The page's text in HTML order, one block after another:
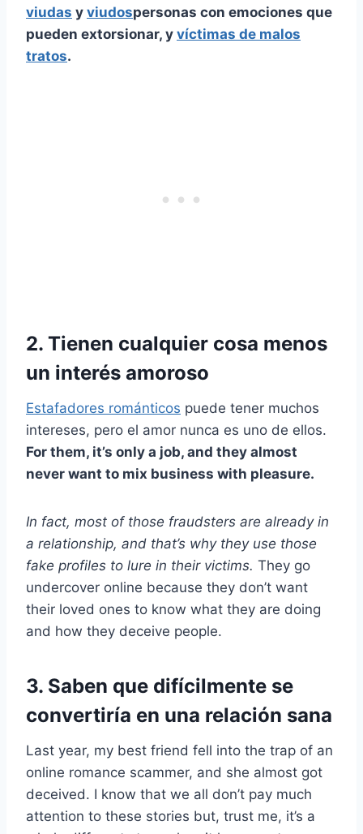
viudas y viudospersonas con emociones que
pueden extorsionar, y víctimas de malos
tratos.
2. Tienen cualquier cosa menos
un interés amoroso
Estafadores románticos puede tener muchos
intereses, pero el amor nunca es uno de ellos.
For them, it’s only a job, and they almost
never want to mix business with pleasure.
In fact, most of those fraudsters are already in
a relationship, and that’s why they use those
fake profiles to lure in their victims. They go
undercover online because they don’t want
their loved ones to know what they are doing
and how they deceive people.
3. Saben que difícilmente se
convertiría en una relación sana
Last year, my best friend fell into the trap of an
online romance scammer, and she almost got
deceived. I know that we all don’t pay much
attention to these stories but, trust me, it’s a